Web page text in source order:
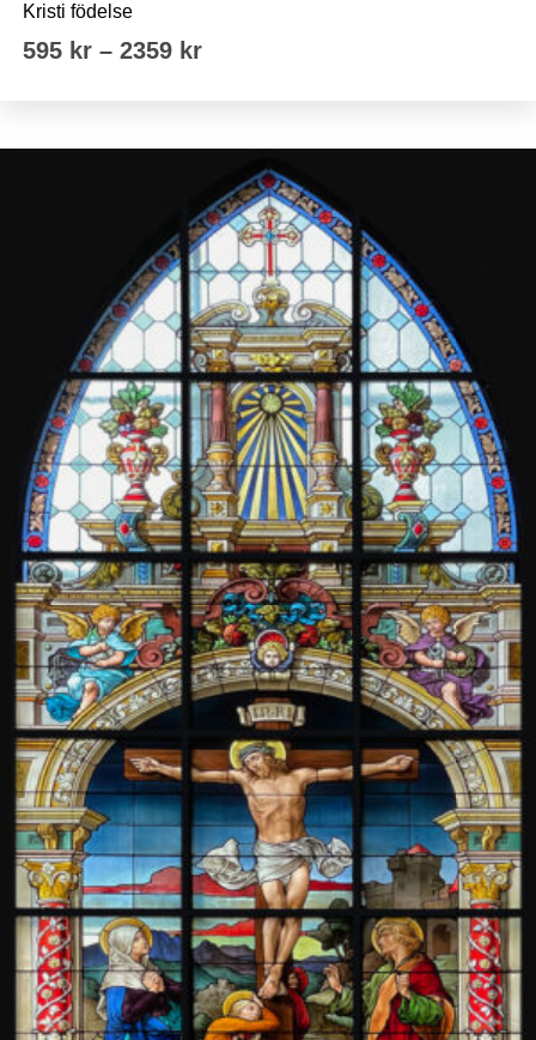
Kristi födelse
595 kr – 2359 krPrisintervall:
2359 kr